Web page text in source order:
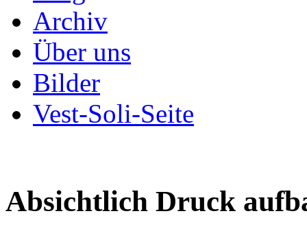
Archiv
Über uns
Bilder
Vest-Soli-Seite
Absichtlich Druck